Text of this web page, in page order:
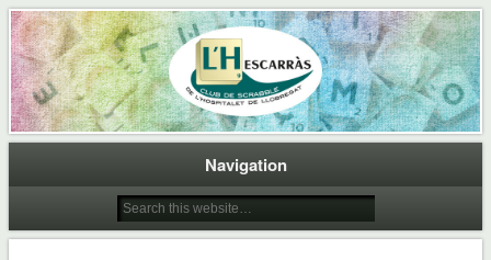
L'Hescarras
Club de Scrabble de L'Hospitalet de Llobregat
Navigation